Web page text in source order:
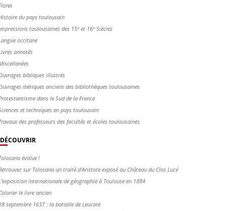
du pays toulousain
toulousaines des 15ᵉ et 16ᵉ Siècles
occitane
annotés
bibliques illustrés
ibériques anciens des bibliothèques toulousaines
dans le Sud de la France
et techniques en pays toulousain
des professeurs des facultés et écoles toulousaines
DÉCOUVRIR
évolue !
sur Tolosana un traité d'Aristote exposé au Château du Clos Lucé
internationale de géographie à Toulouse en 1884
le livre ancien
septembre 1637 : la bataille de Leucate